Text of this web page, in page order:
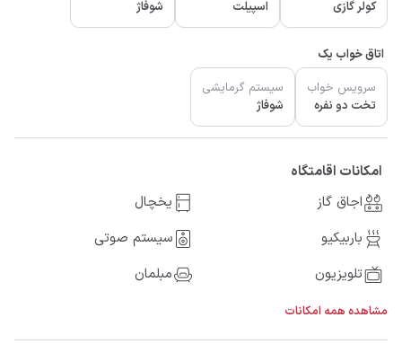
کولر گازی
اسپیلت
شوفاژ
اتاق خواب یک
سرویس خواب
تخت دو نفره
سیستم گرمایشی
شوفاژ
امکانات اقامتگاه
اجاق گاز
یخچال
باربیکیو
سیستم صوتی
تلویزیون
مبلمان
مشاهده همه امکانات